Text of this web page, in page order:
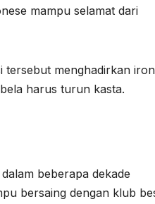
mampu selamat dari
tersebut menghadirkan
harus turun kasta.
beberapa dekade
bersaing dengan klub